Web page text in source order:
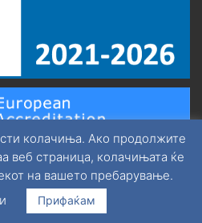
колачиња. Ако продолжите
веб страница, колачињата ќе
на вашето пребарување.
Прифаќам